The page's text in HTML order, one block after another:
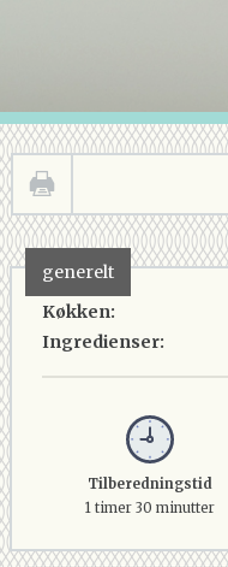
generelt
Køkken:
Ingredienser:
Tilberedningstid
1 timer 30 minutter